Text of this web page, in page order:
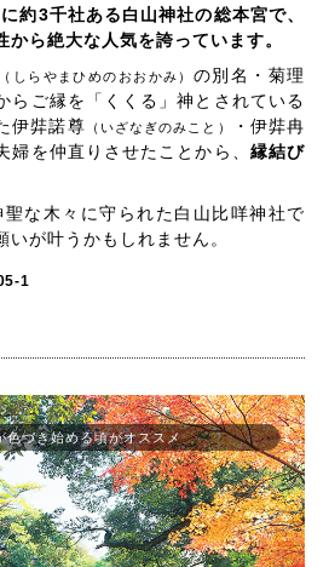
約3千社ある白山神社の総本宮で、
ら絶大な人気を誇っています。
（しらやまひめのおおかみ） の別名・菊理
らご縁を「くくる」神とされている
伊弉諾尊 （いざなぎのみこと）
・伊弉冉
婦を仲直りさせたことから、 縁結び
な木々に守られた白山比咩神社で
が叶うかもしれません。
1
色づき始める頃がオススメ